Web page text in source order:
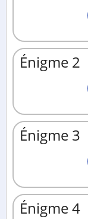
Énigme 2
Énigme 3
Énigme 4